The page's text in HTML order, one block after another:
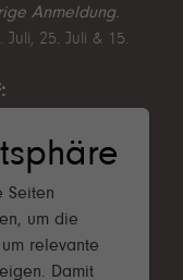
Anmeldung.
Juli, 25. Juli & 15.
- 9. August 2026
Seiten
um die
relevante
Damit